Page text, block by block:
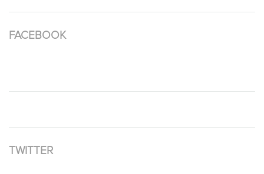
FACEBOOK
TWITTER